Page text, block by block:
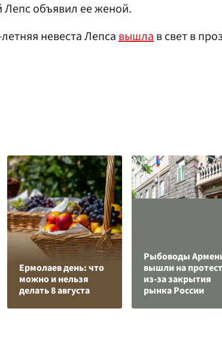
Лепс объявил ее женой.
невеста Лепсавышлав свет в
Ермолаев день: что
можно и нельзя
делать 8 августа
Рыбоводы
вышли на
из-за закрытия
рынка России